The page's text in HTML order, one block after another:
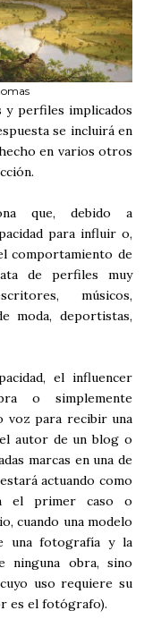
y perfiles implicados
se incluirá en
en varios otros
que, debido a
para influir o,
comportamiento de
de perfiles muy
músicos,
moda, deportistas,
el influencer
o simplemente
voz para recibir una
autor de un blog o
marcas en una de
actuando como
el primer caso o
cuando una modelo
una fotografía y la
ninguna obra, sino
uso requiere su
es el fotógrafo).